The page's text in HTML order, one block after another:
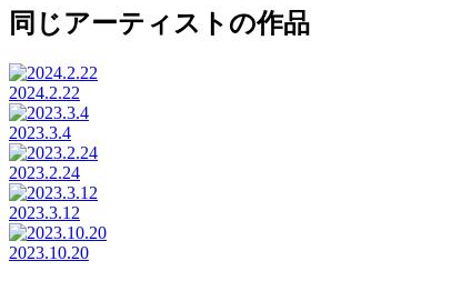
同じアーティストの作品
2024.2.22
2023.3.4
2023.2.24
2023.3.12
2023.10.20